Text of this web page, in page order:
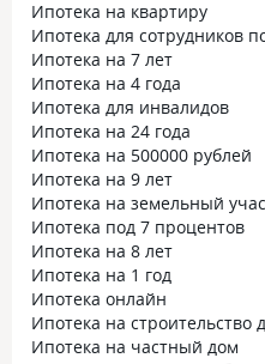
Ипотека на квартиру
Ипотека для сотрудников
Ипотека на 7 лет
Ипотека на 4 года
Ипотека для инвалидов
Ипотека на 24 года
Ипотека на 500000 рублей
Ипотека на 9 лет
Ипотека на земельный
Ипотека под 7 процентов
Ипотека на 8 лет
Ипотека на 1 год
Ипотека онлайн
Ипотека на строительство
Ипотека на частный дом